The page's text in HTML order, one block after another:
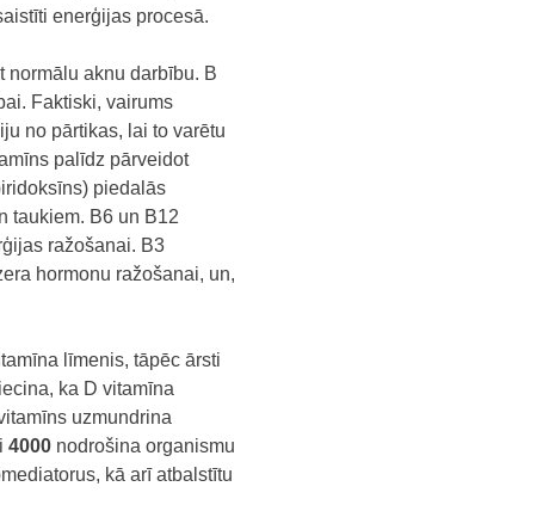
enerģijas procesā.
normālu aknu darbību. B
Faktiski, vairums
no pārtikas, lai to varētu
palīdz pārveidot
piedalās
taukiem. B6 un B12
ražošanai. B3
hormonu ražošanai, un,
līmenis, tāpēc ārsti
ka D vitamīna
uzmundrina
4000 nodrošina organismu
kā arī atbalstītu